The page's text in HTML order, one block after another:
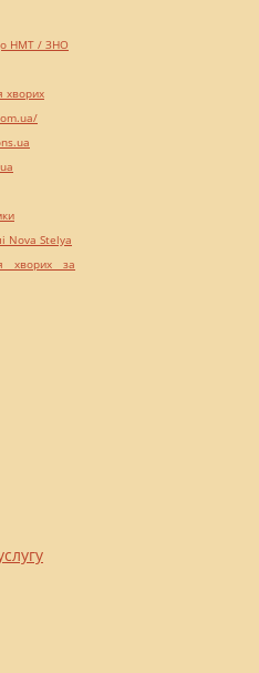
НМТ / ЗНО
хворих
Nova Stelya
хворих за